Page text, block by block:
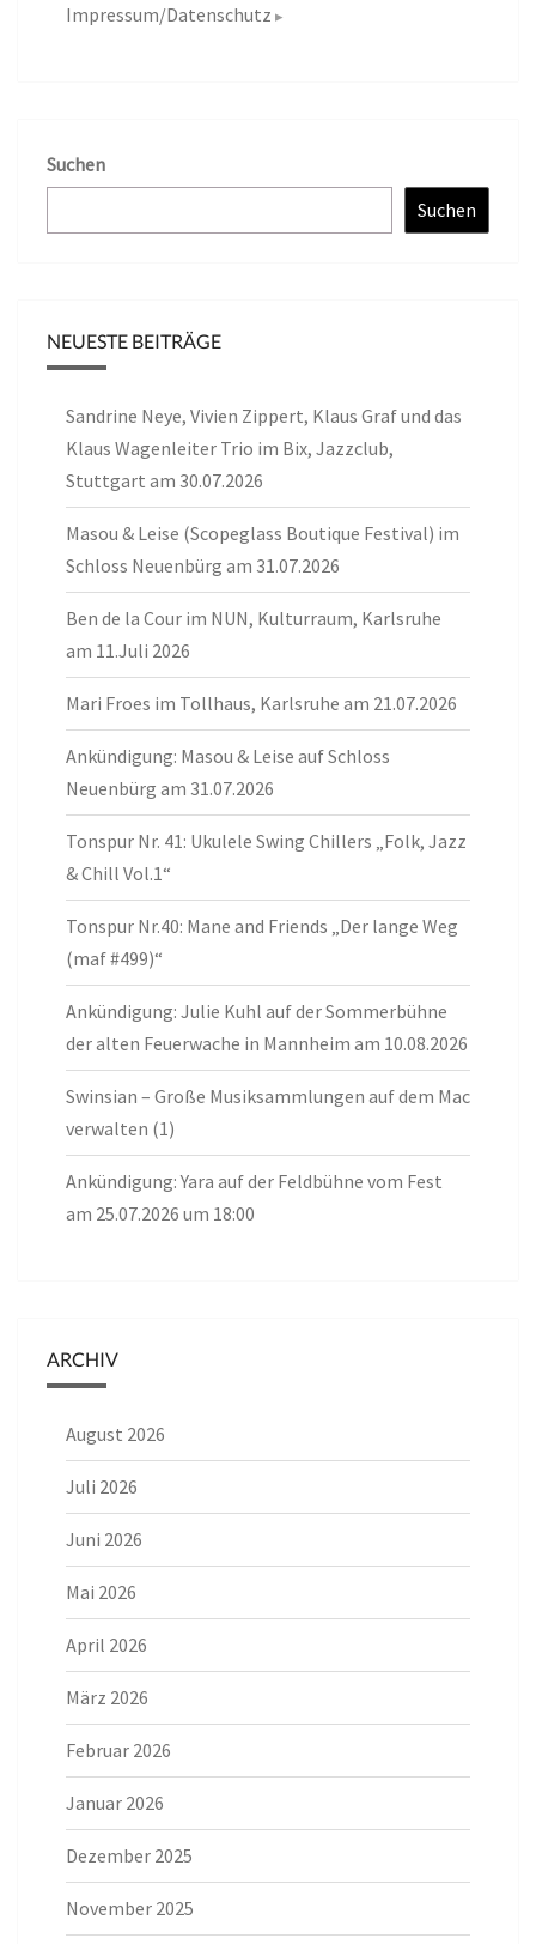
Impressum/Datenschutz
Suchen
Suchen
NEUESTE BEITRÄGE
Sandrine Neye, Vivien Zippert, Klaus Graf und das
Klaus Wagenleiter Trio im Bix, Jazzclub,
Stuttgart am 30.07.2026
Masou & Leise (Scopeglass Boutique Festival) im
Schloss Neuenbürg am 31.07.2026
Ben de la Cour im NUN, Kulturraum, Karlsruhe
am 11.Juli 2026
Mari Froes im Tollhaus, Karlsruhe am 21.07.2026
Ankündigung: Masou & Leise auf Schloss
Neuenbürg am 31.07.2026
Tonspur Nr. 41: Ukulele Swing Chillers „Folk, Jazz
& Chill Vol.1“
Tonspur Nr.40: Mane and Friends „Der lange Weg
(maf #499)“
Ankündigung: Julie Kuhl auf der Sommerbühne
der alten Feuerwache in Mannheim am 10.08.2026
Swinsian – Große Musiksammlungen auf dem Mac
verwalten (1)
Ankündigung: Yara auf der Feldbühne vom Fest
am 25.07.2026 um 18:00
ARCHIV
August 2026
Juli 2026
Juni 2026
Mai 2026
April 2026
März 2026
Februar 2026
Januar 2026
Dezember 2025
November 2025